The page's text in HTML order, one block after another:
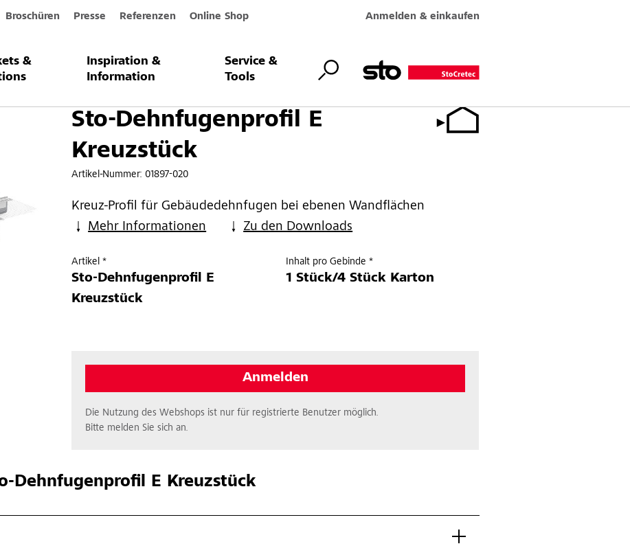
Broschüren Presse Referenzen Online Shop Anmelden & einkaufen
&
Inspiration &
Information
Service &
Tools
E Kreuzstück
Sto-Dehnfugenprofil E
Kreuzstück
Artikel-Nummer: 01897-020
Kreuz-Profil für Gebäudedehnfugen bei ebenen Wandflächen
Mehr Informationen
Zu den Downloads
Artikel *
Sto-Dehnfugenprofil E
Kreuzstück
Inhalt pro Gebinde *
1 Stück/4 Stück Karton
Anmelden
Die Nutzung des Webshops ist nur für registrierte Benutzer möglich.
Bitte melden Sie sich an.
Dehnfugenprofil E Kreuzstück